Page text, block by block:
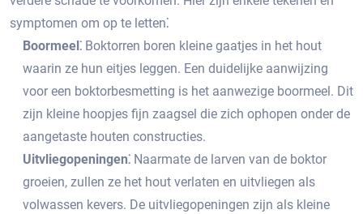
symptomen om op te letten⁚
Boormeel⁚ Boktorren boren kleine gaatjes in het hout
waarin ze hun eitjes leggen.​ Een duidelijke aanwijzing
voor een boktorbesmetting is het aanwezige boormeel.​ Dit
zijn kleine hoopjes fijn zaagsel die zich ophopen onder de
aangetaste houten constructies.​
Uitvliegopeningen⁚ Naarmate de larven van de boktor
groeien, zullen ze het hout verlaten en uitvliegen als
volwassen kevers.​ De uitvliegopeningen zijn als kleine